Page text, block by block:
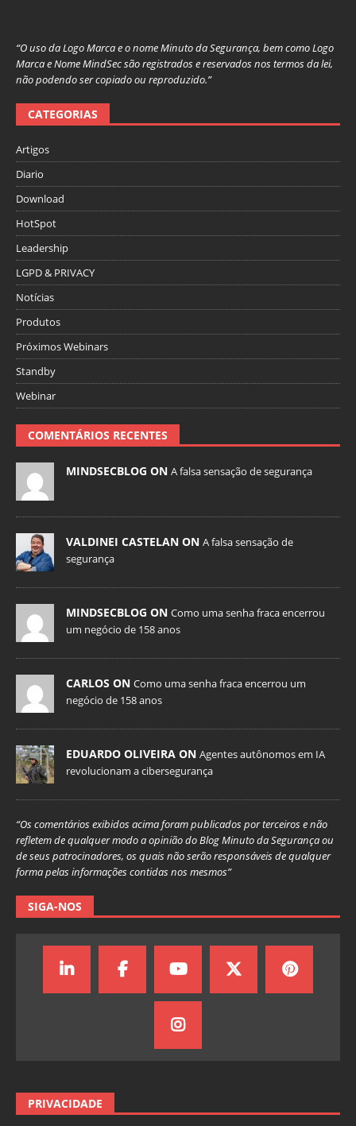
“O uso da Logo Marca e o nome Minuto da Segurança, bem como Logo
Marca e Nome MindSec são registrados e reservados nos termos da lei,
não podendo ser copiado ou reproduzido.”
CATEGORIAS
Artigos
Diario
Download
HotSpot
Leadership
LGPD & PRIVACY
Notícias
Produtos
Próximos Webinars
Standby
Webinar
COMENTÁRIOS RECENTES
MINDSECBLOG ON A falsa sensação de segurança
VALDINEI CASTELAN ON A falsa sensação de
segurança
MINDSECBLOG ON Como uma senha fraca encerrou
um negócio de 158 anos
CARLOS ON Como uma senha fraca encerrou um
negócio de 158 anos
EDUARDO OLIVEIRA ON Agentes autônomos em IA
revolucionam a cibersegurança
“Os comentários exibidos acima foram publicados por terceiros e não
refletem de qualquer modo a opinião do Blog Minuto da Segurança ou
de seus patrocinadores, os quais não serão responsáveis de qualquer
forma pelas informações contidas nos mesmos”
SIGA-NOS
PRIVACIDADE